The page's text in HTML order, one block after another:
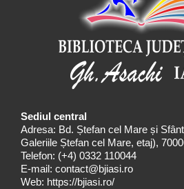
Sediul central
Adresa: Bd. Ștefan cel Mare și
Galeriile Ștefan cel Mare, etaj),
Telefon: (+4) 0332 110044
E-mail: contact@bjiasi.ro
Web: https://bjiasi.ro/